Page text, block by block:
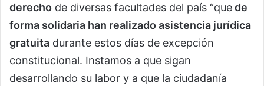
derecho de diversas facultades del país “quede
forma solidaria han realizado asistencia jurídica
gratuita durante estos días de excepción
constitucional. Instamos a que sigan
desarrollando su labor y a que la ciudadanía